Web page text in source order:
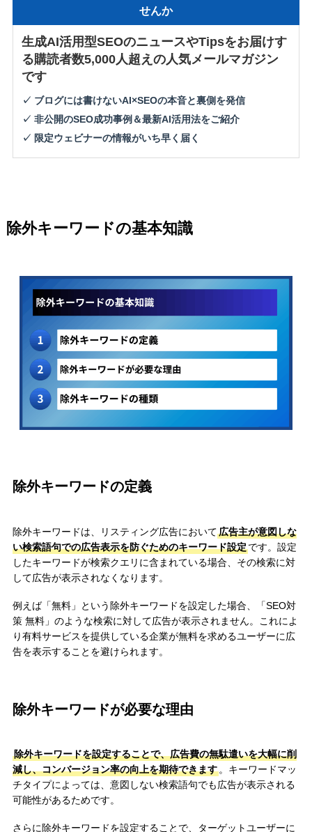
せんか
生成AI活用型SEOのニュースやTipsをお届けす
る購読者数5,000人超えの人気メールマガジン
です
✓ ブログには書けないAI×SEOの本音と裏側を発信
✓ 非公開のSEO成功事例＆最新AI活用法をご紹介
✓ 限定ウェビナーの情報がいち早く届く
除外キーワードの基本知識
除外キーワードの定義
除外キーワードは、リスティング広告において広告主が意図しな
い検索語句での広告表示を防ぐためのキーワード設定です。設定
したキーワードが検索クエリに含まれている場合、その検索に対
して広告が表示されなくなります。
例えば「無料」という除外キーワードを設定した場合、「SEO対
策 無料」のような検索に対して広告が表示されません。これによ
り有料サービスを提供している企業が無料を求めるユーザーに広
告を表示することを避けられます。
除外キーワードが必要な理由
除外キーワードを設定することで、広告費の無駄遣いを大幅に削
減し、コンバージョン率の向上を期待できます。キーワードマッ
チタイプによっては、意図しない検索語句でも広告が表示される
可能性があるためです。
さらに除外キーワードを設定することで、ターゲットユーザーに